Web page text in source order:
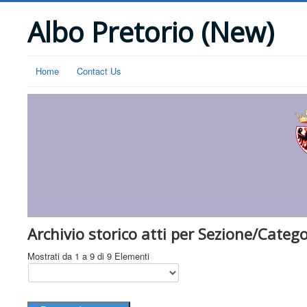
Albo Pretorio (New)
Home Contact Us
Archivio storico atti per Sezione/
Mostrati da 1 a 9 di 9 Elementi